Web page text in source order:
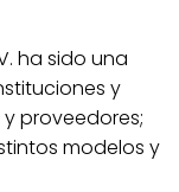
ha sido una
y
proveedores;
modelos y